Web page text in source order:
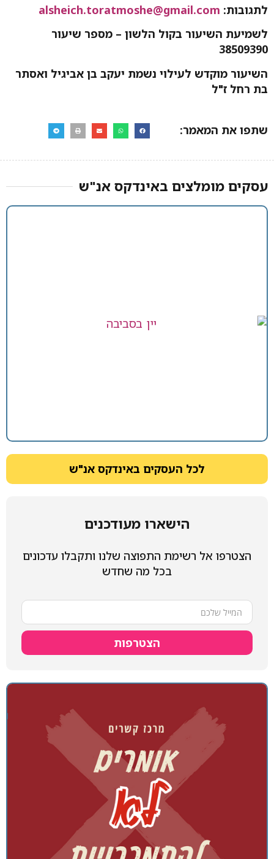
לתגובות: alsheich.toratmoshe@gmail.com
לשמיעת השיעור בקול הלשון – מספר שיעור
38509390
השיעור מוקדש לעילוי נשמת יעקב בן אביגיל ואסתר
בת רחל ז"ל
שתפו את המאמר:
עסקים מומלצים באינדקס אנ"ש​
לכל העסקים באינדקס אנ"ש
הישארו מעודכנים
הצטרפו אל רשימת התפוצה שלנו ותקבלו עדכונים
בכל מה שחדש
הצטרפות